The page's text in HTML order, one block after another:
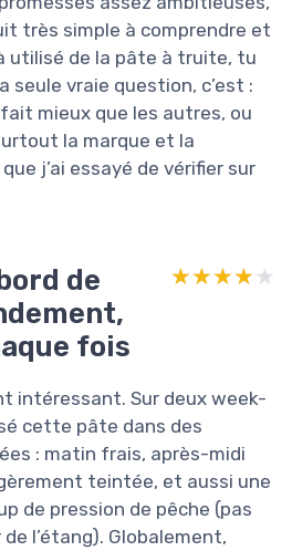
très simple à comprendre et
utilisé de la pâte à truite, tu
seule vraie question, c’est :
mieux que les autres, ou
la marque et la
j’ai essayé de vérifier sur
de
fois
★★★★★
★★★★★
intéressant. Sur deux week-
cette pâte dans des
: matin frais, après-midi
teintée, et aussi une
de pression de pêche (pas
l’étang). Globalement,